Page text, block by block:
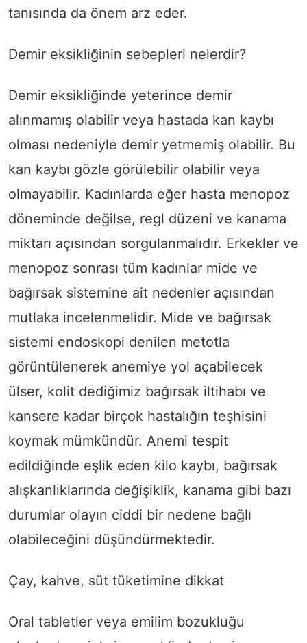
tanısında da önem arz eder.
Demir eksikliğinin sebepleri nelerdir?
Demir eksikliğinde yeterince demir
alınmamış olabilir veya hastada kan kaybı
olması nedeniyle demir yetmemiş olabilir. Bu
kan kaybı gözle görülebilir olabilir veya
olmayabilir. Kadınlarda eğer hasta menopoz
döneminde değilse, regl düzeni ve kanama
miktarı açısından sorgulanmalıdır. Erkekler ve
menopoz sonrası tüm kadınlar mide ve
bağırsak sistemine ait nedenler açısından
mutlaka incelenmelidir. Mide ve bağırsak
sistemi endoskopi denilen metotla
görüntülenerek anemiye yol açabilecek
ülser, kolit dediğimiz bağırsak iltihabı ve
kansere kadar birçok hastalığın teşhisini
koymak mümkündür. Anemi tespit
edildiğinde eşlik eden kilo kaybı, bağırsak
alışkanlıklarında değişiklik, kanama gibi bazı
durumlar olayın ciddi bir nedene bağlı
olabileceğini düşündürmektedir.
Çay, kahve, süt tüketimine dikkat
Oral tabletler veya emilim bozukluğu